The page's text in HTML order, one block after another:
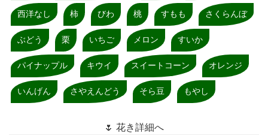
西洋なし 柿 びわ 桃 すもも さくらんぼ
ぶどう 栗 いちご メロン すいか
パイナップル キウイ スイートコーン オレンジ
いんげん さやえんどう そら豆 もやし
🌷 花き詳細へ